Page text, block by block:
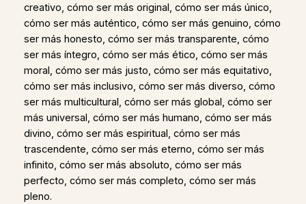
creativo, cómo ser más original, cómo ser más único,
cómo ser más auténtico, cómo ser más genuino, cómo
ser más honesto, cómo ser más transparente, cómo
ser más íntegro, cómo ser más ético, cómo ser más
moral, cómo ser más justo, cómo ser más equitativo,
cómo ser más inclusivo, cómo ser más diverso, cómo
ser más multicultural, cómo ser más global, cómo ser
más universal, cómo ser más humano, cómo ser más
divino, cómo ser más espiritual, cómo ser más
trascendente, cómo ser más eterno, cómo ser más
infinito, cómo ser más absoluto, cómo ser más
perfecto, cómo ser más completo, cómo ser más
pleno.